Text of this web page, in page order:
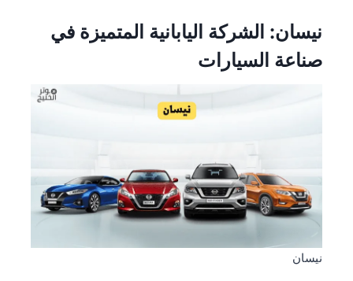
نيسان: الشركة اليابانية المتميزة في
صناعة السيارات
نيسان